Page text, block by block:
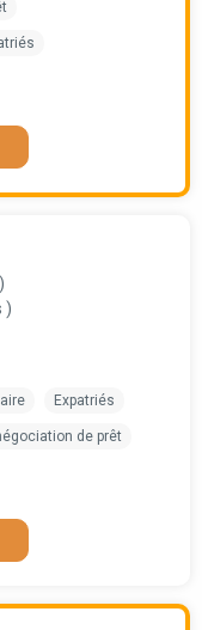
)
Expatriés
de prêt